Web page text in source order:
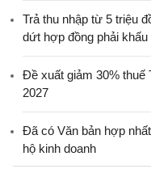
Trả thu nhập từ 5 triệu
dứt hợp đồng phải
Đề xuất giảm 30% thuế
2027
Đã có Văn bản hợp
hộ kinh doanh